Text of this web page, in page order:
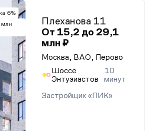
6%
Плеханова 11
От 15,2 до 29,1
млн ₽
Москва, ВАО, Перово
Шоссе
Энтузиастов
10
минут
Застройщик «ПИК»